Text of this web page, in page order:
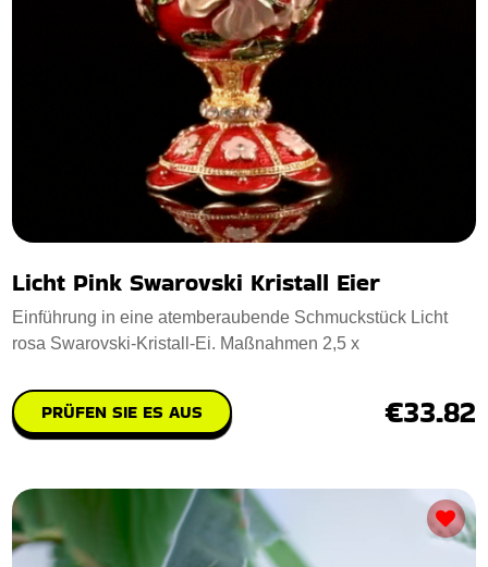
Licht Pink Swarovski Kristall Eier
Einführung in eine atemberaubende Schmuckstück Licht
rosa Swarovski-Kristall-Ei. Maßnahmen 2,5 x
PRÜFEN SIE ES AUS €33.82